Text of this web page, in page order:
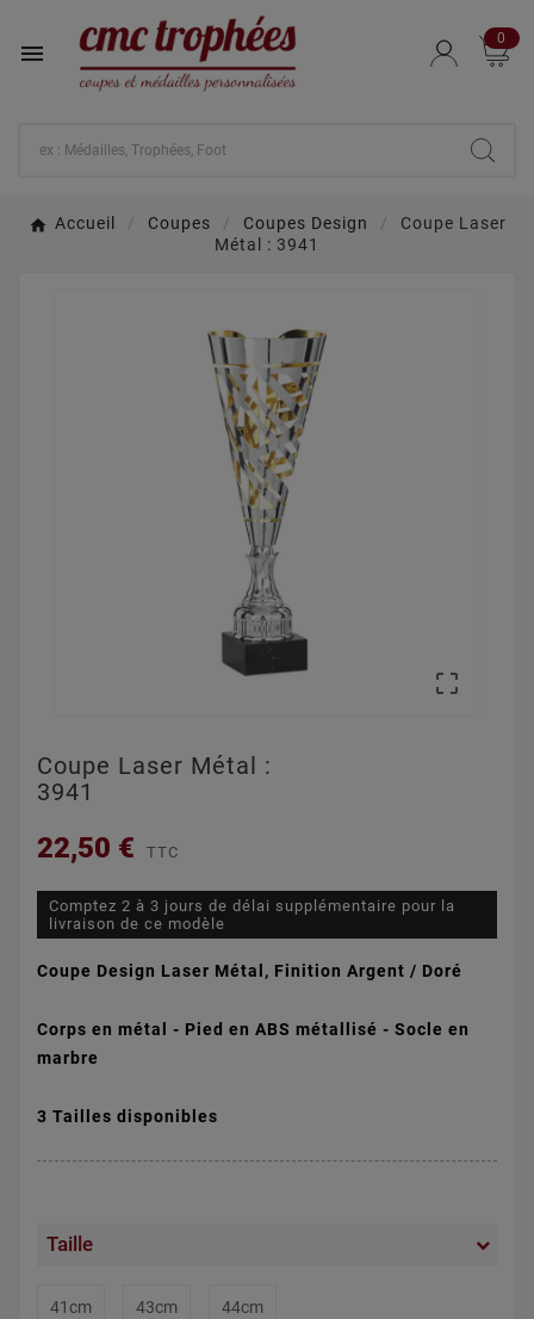

0
Accueil Coupes Coupes Design
Coupe Laser
Métal : 3941

Coupe Laser Métal :
3941
22,50 € TTC
Comptez 2 à 3 jours de délai supplémentaire pour la
livraison de ce modèle
Coupe Design Laser Métal, Finition Argent / Doré
Corps en métal - Pied en ABS métallisé - Socle en
marbre
3 Tailles disponibles
Taille
41cm 43cm 44cm